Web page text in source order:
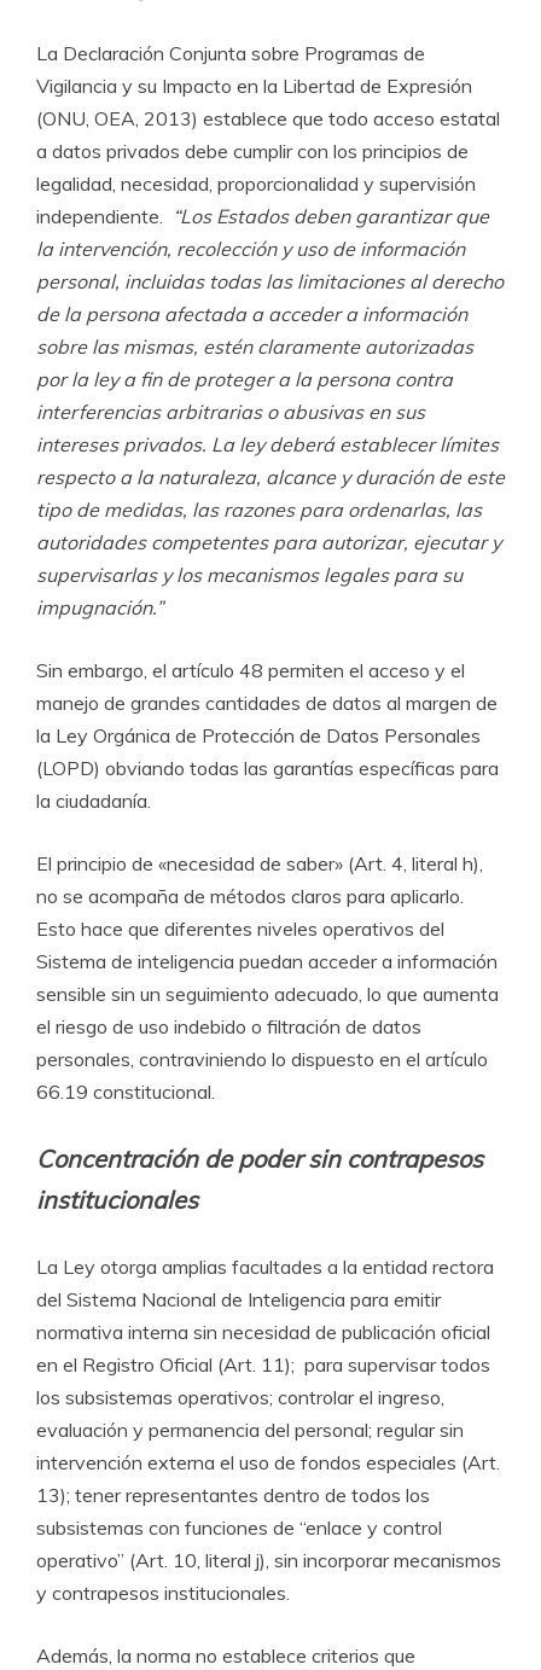
La Declaración Conjunta sobre Programas de
Vigilancia y su Impacto en la Libertad de Expresión
(ONU, OEA, 2013) establece que todo acceso estatal
a datos privados debe cumplir con los principios de
legalidad, necesidad, proporcionalidad y supervisión
independiente. “Los Estados deben garantizar que
la intervención, recolección y uso de información
personal, incluidas todas las limitaciones al derecho
de la persona afectada a acceder a información
sobre las mismas, estén claramente autorizadas
por la ley a fin de proteger a la persona contra
interferencias arbitrarias o abusivas en sus
intereses privados. La ley deberá establecer límites
respecto a la naturaleza, alcance y duración de este
tipo de medidas, las razones para ordenarlas, las
autoridades competentes para autorizar, ejecutar y
supervisarlas y los mecanismos legales para su
impugnación.”
Sin embargo, el artículo 48 permiten el acceso y el
manejo de grandes cantidades de datos al margen de
la Ley Orgánica de Protección de Datos Personales
(LOPD) obviando todas las garantías específicas para
la ciudadanía.
El principio de «necesidad de saber» (Art. 4, literal h),
no se acompaña de métodos claros para aplicarlo.
Esto hace que diferentes niveles operativos del
Sistema de inteligencia puedan acceder a información
sensible sin un seguimiento adecuado, lo que aumenta
el riesgo de uso indebido o filtración de datos
personales, contraviniendo lo dispuesto en el artículo
66.19 constitucional.
Concentración de poder sin contrapesos
institucionales
La Ley otorga amplias facultades a la entidad rectora
del Sistema Nacional de Inteligencia para emitir
normativa interna sin necesidad de publicación oficial
en el Registro Oficial (Art. 11); para supervisar todos
los subsistemas operativos; controlar el ingreso,
evaluación y permanencia del personal; regular sin
intervención externa el uso de fondos especiales (Art.
13); tener representantes dentro de todos los
subsistemas con funciones de “enlace y control
operativo” (Art. 10, literal j), sin incorporar mecanismos
y contrapesos institucionales.
Además, la norma no establece criterios que